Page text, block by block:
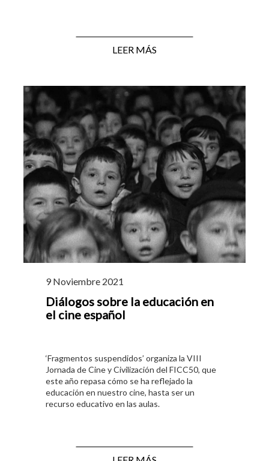
LEER MÁS
9 Noviembre 2021
Diálogos sobre la educación en
el cine español
‘Fragmentos suspendidos’ organiza la VIII
Jornada de Cine y Civilización del FICC50, que
este año repasa cómo se ha reflejado la
educación en nuestro cine, hasta ser un
recurso educativo en las aulas.